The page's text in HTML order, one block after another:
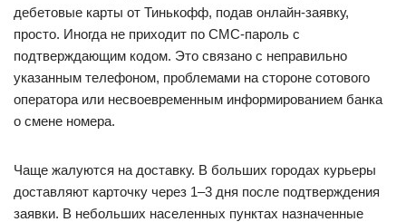
дебетовые карты от Тинькофф, подав онлайн-заявку,
просто. Иногда не приходит по СМС-пароль с
подтверждающим кодом. Это связано с неправильно
указанным телефоном, проблемами на стороне сотового
оператора или несвоевременным информированием банка
о смене номера.
Чаще жалуются на доставку. В больших городах курьеры
доставляют карточку через 1–3 дня после подтверждения
заявки. В небольших населенных пунктах назначенные